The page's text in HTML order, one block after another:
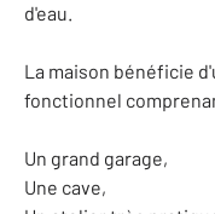
d'eau.
La maison bénéficie
fonctionnel
Un grand garage,
Une cave,